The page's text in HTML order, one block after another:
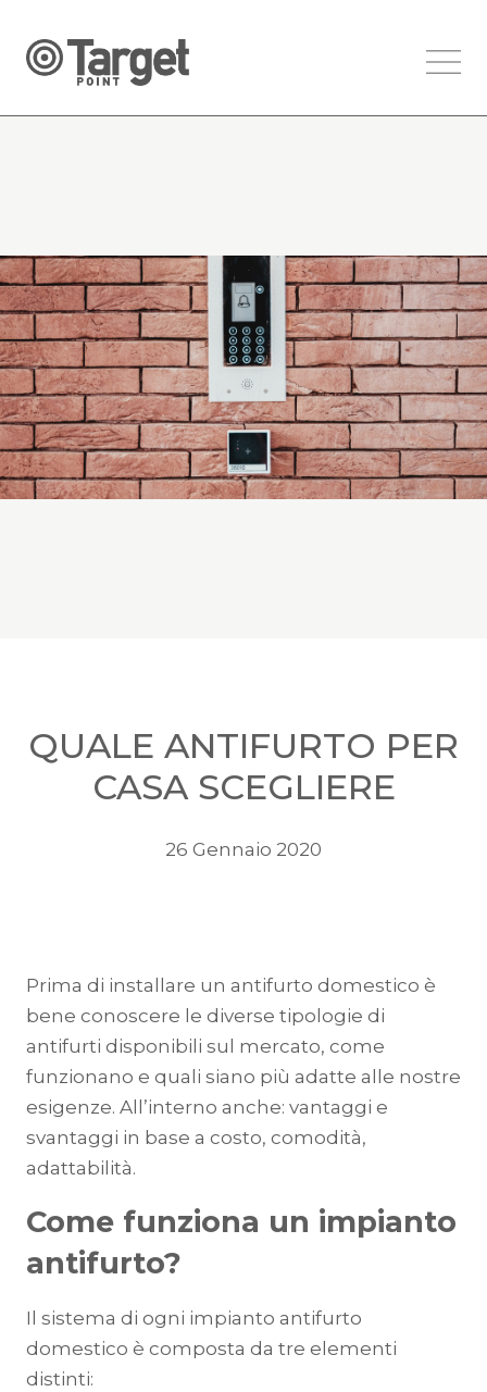
QUALE ANTIFURTO PER
CASA SCEGLIERE
26 Gennaio 2020
Prima di installare un antifurto domestico è
bene conoscere le diverse tipologie di
antifurti disponibili sul mercato, come
funzionano e quali siano più adatte alle nostre
esigenze. All’interno anche: vantaggi e
svantaggi in base a costo, comodità,
adattabilità.
Come funziona un impianto
antifurto?
Il sistema di ogni impianto antifurto
domestico è composta da tre elementi
distinti: